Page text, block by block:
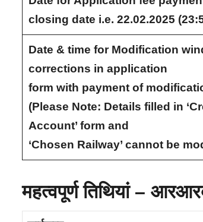
closing date i.e. 22.02.2025
Date & time for Modification
corrections in application
form with payment of
(Please Note: Details filled in
Account’ form and
‘Chosen Railway’ cannot be
महत्वपूर्ण तिथियां –